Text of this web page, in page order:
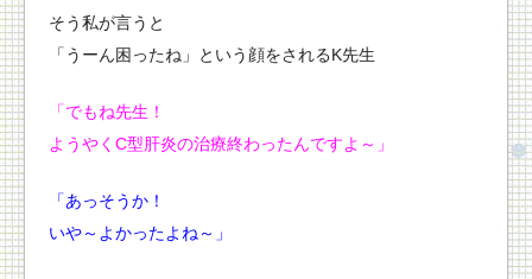
そう私が言うと
「うーん困ったね」という顔をされるK先生
「でもね先生！
ようやくC型肝炎の治療終わったんですよ～」
「あっそうか！
いや～よかったよね～」